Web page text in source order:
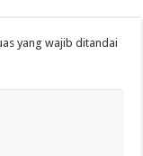
yang wajib ditandai